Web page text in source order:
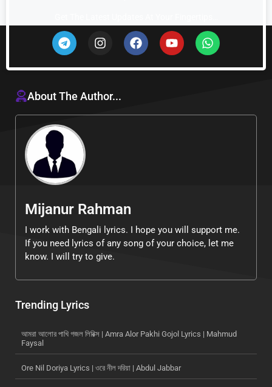
About The Author...
Mijanur Rahman
I work with Bengali lyrics. I hope you will support me.
If you need lyrics of any song of your choice, let me
know. I will try to give.
Trending Lyrics
আমরা আলোর পাখি গজল লিরিক্স | Amra Alor Pakhi Gojol Lyrics | Mahmud
Faysal
Ore Nil Doriya Lyrics | ওরে নীল দরিয়া | Abdul Jabbar